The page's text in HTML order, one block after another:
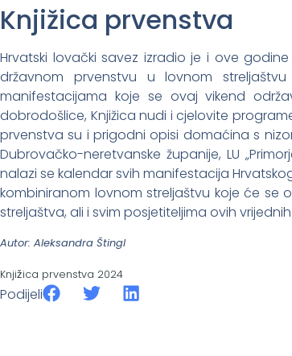
Knjižica prvenstva
Hrvatski lovački savez izradio je i ove
državnom prvenstvu u lovnom
manifestacijama koje se ovaj vikend
dobrodošlice, Knjižica nudi i cjelovite
prvenstva su i prigodni opisi domaćina s
Dubrovačko-neretvanske županije, LU
nalazi se kalendar svih manifestacija
kombiniranom lovnom streljaštvu koje će se
streljaštva, ali i svim posjetiteljima ovih
Autor: Aleksandra Štingl
Knjižica prvenstva 2024
Podijeli